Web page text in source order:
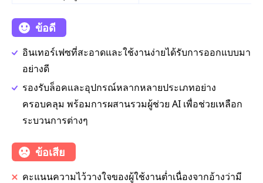
ข้อดี
อินเทอร์เฟซที่สะอาดและใช้งานง่ายได้รับการออกแบบมา
อย่างดี
รองรับล็อคและอุปกรณ์หลากหลายประเภทอย่าง
ครอบคลุม พร้อมการผสานรวมผู้ช่วย AI เพื่อช่วยเหลือก
ระบวนการต่างๆ
ข้อเสีย
คะแนนความไว้วางใจของผู้ใช้งานต่ำเนื่องจากอ้างว่ามี